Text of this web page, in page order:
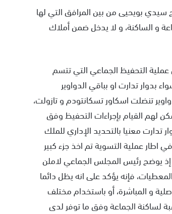
سيدي بويحيى من بين المرافق التي لها
و الساكنة، و لا يدخل ضمن أملاك
التحفيظ الجماعي التي تتسم
بدوار تدارت او بباقي الدواوير
تنضلت اسکاور تسکانتودم و تازولت،
لهم القيام بإجراءات التحفيظ وفق
تدارت معنيا بالتحديد الإداري للملك
اطار عملية التسوية تم اخذ جزء كبير
إذ يوضح رئيس المجلس الجماعي لاملن
فإنه يؤكد على انه يظل دائما
و المباشرة، أو باستخدام مختلف
لساكنة الجماعة وفق ما توفر لدى